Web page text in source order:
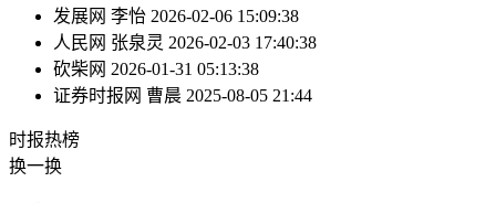
发展网 李怡 2026-02-06 15:09:38
人民网 张泉灵 2026-02-03 17:40:38
砍柴网 2026-01-31 05:13:38
证券时报网 曹晨 2025-08-05 21:44
时报热榜
换一换